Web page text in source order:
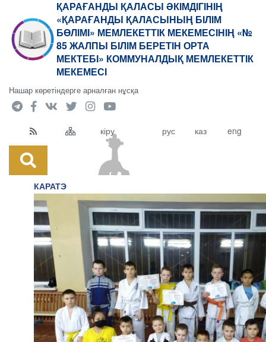
ҚАРАҒАНДЫ ҚАЛАСЫ ӘКІМДІГІНІҢ
«ҚАРАҒАНДЫ ҚАЛАСЫНЫҢ БІЛІМ
БӨЛІМІ» МЕМЛЕКЕТТІК МЕКЕМЕСІНІҢ «№
85 ЖАЛПЫ БІЛІМ БЕРЕТІН ОРТА
МЕКТЕБІ» КОММУНАЛДЫҚ МЕМЛЕКЕТТІК
МЕКЕМЕСІ
Нашар көретіндерге арналған нұсқа
кіру рус каз eng
КАРАТЭ